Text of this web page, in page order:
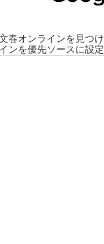
春オンラインを見つ
インを優先ソースに設定